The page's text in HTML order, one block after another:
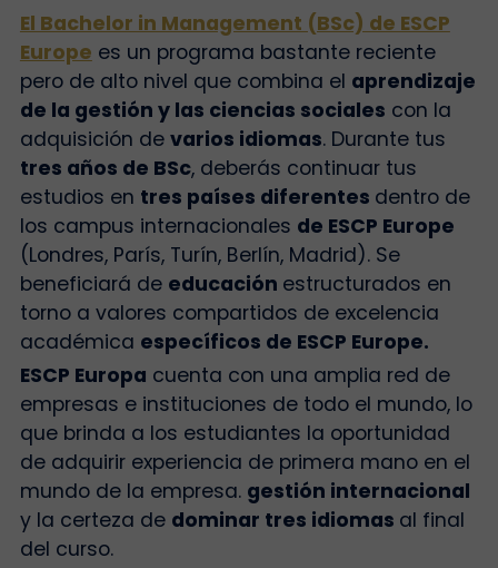
El Bachelor in Management (BSc) de ESCP
Europe es un programa bastante reciente
pero de alto nivel que combina el aprendizaje
de la gestión y las ciencias sociales con la
adquisición de varios idiomas. Durante tus
tres años de BSc, deberás continuar tus
estudios en tres países diferentes dentro de
los campus internacionales de ESCP Europe
(Londres, París, Turín, Berlín, Madrid). Se
beneficiará de educación estructurados en
torno a valores compartidos de excelencia
académica específicos de ESCP Europe.
ESCP Europa cuenta con una amplia red de
empresas e instituciones de todo el mundo, lo
que brinda a los estudiantes la oportunidad
de adquirir experiencia de primera mano en el
mundo de la empresa. gestión internacional
y la certeza de dominar tres idiomas al final
del curso.